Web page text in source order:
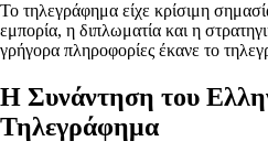
Το τηλεγράφημα είχε κρίσιμη
εμπορία, η διπλωματία και η
γρήγορα πληροφορίες έκανε το
Η Συνάντηση του
Τηλεγράφημα